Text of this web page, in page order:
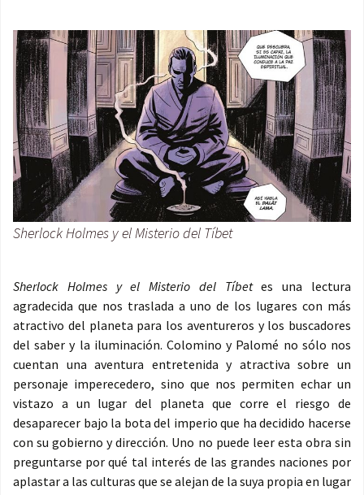
Sherlock Holmes y el Misterio del Tíbet
Sherlock Holmes y el Misterio del Tíbetes una lectura
agradecida que nos traslada a uno de los lugares con más
atractivo del planeta para los aventureros y los buscadores
del saber y la iluminación. Colomino y Palomé no sólo nos
cuentan una aventura entretenida y atractiva sobre un
personaje imperecedero, sino que nos permiten echar un
vistazo a un lugar del planeta que corre el riesgo de
desaparecer bajo la bota del imperio que ha decidido hacerse
con su gobierno y dirección. Uno no puede leer esta obra sin
preguntarse por qué tal interés de las grandes naciones por
aplastar a las culturas que se alejan de la suya propia en lugar